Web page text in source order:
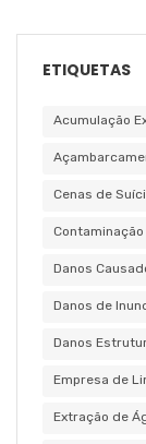
ETIQUETAS
Acumulação
Cenas de
Contaminação
Danos
Danos de
Danos
Empresa de
Extração de